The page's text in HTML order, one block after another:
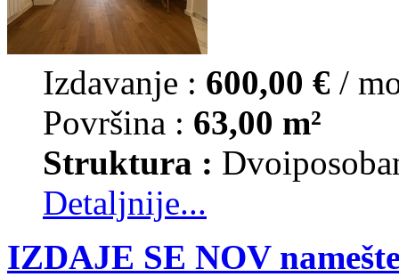
Izdavanje : 600,00 € /
Površina : 63,00 m²
Struktura :
Detaljnije...
IZDAJE SE NOV